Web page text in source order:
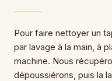
Pour faire nettoyer un
par lavage à la main, à
machine. Nous
dépoussiérons, puis la